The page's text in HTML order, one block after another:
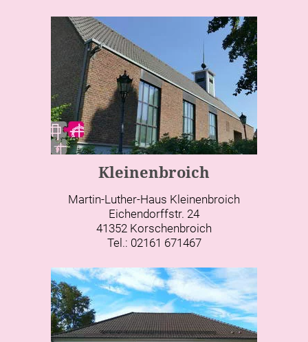
Kleinenbroich
Martin-Luther-Haus Kleinenbroich
Eichendorffstr. 24
41352 Korschenbroich
Tel.: 02161 671467